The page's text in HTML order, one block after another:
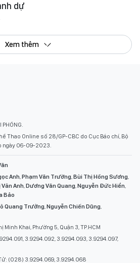
dự
Xem thêm
Thao Online số 28/GP-CBC do Cục Báo chí, Bộ
ngày 06-09-2023.
Anh,Phạm Văn Trường,Bùi Thị Hồng Sương,
Anh,Dương Văn Quang,Nguyễn Đức Hiển,
Bảo
Quang Trưởng,Nguyễn Chiến Dũng,
Khai, Phường 5, Quận 3, TP.HCM
3.9294.092, 3.9294.093, 3.9294.097,
(028) 3.9294.069, 3.9294.068